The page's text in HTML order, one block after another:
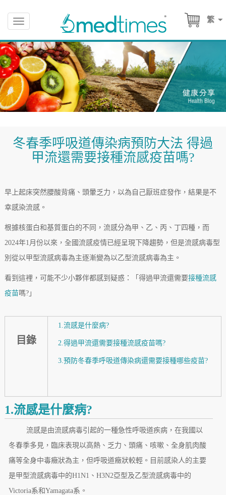
繁
Toggle
navigation
冬春季呼吸道傳染病預防大法 得過
甲流還需要接種流感疫苗嗎?
早上起床突然腰酸背痛、頭暈乏力，以為自己厭班症發作，結果是不
幸感染流感。
根據核蛋白和基質蛋白的不同，流感分為甲、乙、丙、丁四種，而
2024年1月份以來，全國流感疫情已經呈現下降趨勢，但是流感病毒型
別從以甲型流感病毒為主逐漸變為以乙型流感病毒為主。
看到這裡，可能不少小夥伴都感到疑惑：「得過甲流還需要接種流感
疫苗嗎?」
目錄
1.流感是什麼病?
2.得過甲流還需要接種流感疫苗嗎?
3.預防冬春季呼吸道傳染病還需要接種哪些疫苗?
1.流感是什麼病?
流感是由流感病毒引起的一種急性呼吸道疾病，在我國以
冬春季多見，臨床表現以高熱、乏力、頭痛、咳嗽、全身肌肉酸
痛等全身中毒癥狀為主，但呼吸道癥狀較輕。目前感染人的主要
是甲型流感病毒中的H1N1、H3N2亞型及乙型流感病毒中的
Victoria系和Yamagata系。